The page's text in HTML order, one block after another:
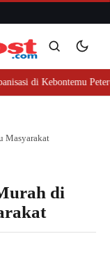
Cari
Kebontemu Peterongan
Masyarakat
di